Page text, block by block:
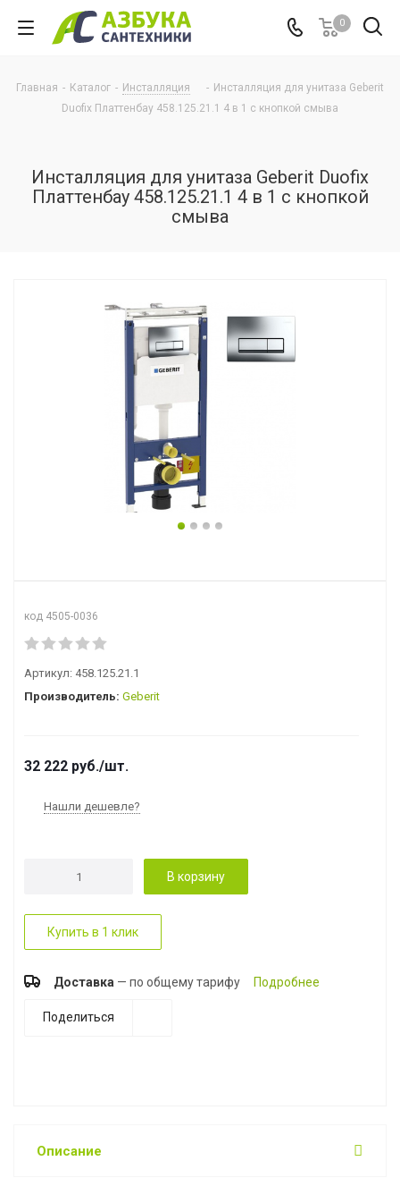
0
Главная - Каталог - Инсталляция - Инсталляция для унитаза Geberit
Duofix Платтенбау 458.125.21.1 4 в 1 с кнопкой смыва
Инсталляция для унитаза Geberit Duofix
Платтенбау 458.125.21.1 4 в 1 с кнопкой
смыва
код 4505-0036
Артикул: 458.125.21.1
Производитель: Geberit
32 222 руб./шт.
Нашли дешевле?
В корзину
Купить в 1 клик
Доставка — по общему тарифу Подробнее
Поделиться
Описание